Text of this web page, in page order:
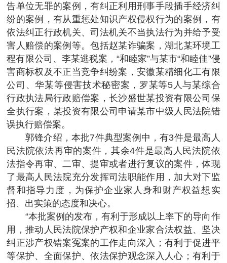
告单位无罪的案例，有纠正利用刑事手段插手经济纠
纷的案例，有从重惩处知识产权侵权行为的案例，有
依法纠正行政机关、司法机关不当执法行为并给予受
害人赔偿的案例等。包括赵某诈骗案，湖北某环境工
程有限公司、李某逃税案，“和睦家”与某市“和睦佳”侵
害商标权及不正当竞争纠纷案，安徽某精细化工有限
公司、华某等侵害技术秘密案，罗某等5人与某综合
行政执法局行政赔偿案，长沙盛世某投资有限公司保
全执行案，某投资有限公司申请某市中级人民法院错
误执行赔偿案。
郭锋介绍，本批7件典型案例中，有3件是最高人
民法院依法再审的案件，其余4件是最高人民法院依
法指令再审、二审、提审或者进行复议的案件，体现
了最高人民法院充分发挥司法职能作用，加大对下监
督和指导力度，为保护企业家人身和财产权益想实
招、出实策的态度和决心。
“本批案例的发布，有利于形成以上率下的导向作
用，推动人民法院保护产权和企业家合法权益、坚决
纠正涉产权错案冤案的工作走向深入；有利于促进平
等保护、全面保护、依法保护观念深入人心；有利于